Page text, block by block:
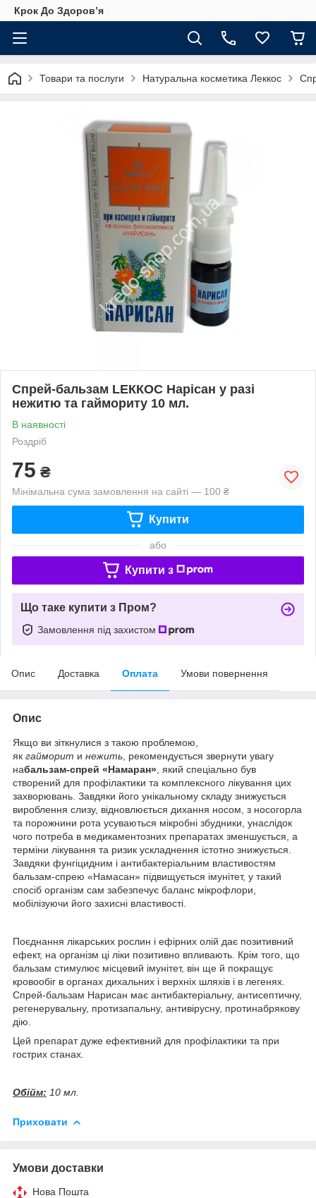
Крок До Здоровʼя
Товари та послуги Натуральна косметика Леккос
Спрей-бальзам LЕККОС Нарісан у разі
нежитю та гаймориту 10 мл.
В наявності
Роздріб
75 ₴
Мінімальна сума замовлення на сайті — 100 ₴
Купити
або
Купити з
Що таке купити з Пром?
Замовлення під захистом
Опис Доставка Оплата Умови повернення
Опис
Якщо ви зіткнулися з такою проблемою,
як гайморит и нежить , рекомендується звернути увагу
набальзам-спрей «Намаран» , який спеціально був
створений для профілактики та комплексного лікування цих
захворювань. Завдяки його унікальному складу знижується
вироблення слизу, відновлюється дихання носом, з носогорла
та порожнини рота усуваються мікробні збудники, унаслідок
чого потреба в медикаментозних препаратах зменшується, а
терміни лікування та ризик ускладнення істотно знижується.
Завдяки фунгіцидним і антибактеріальним властивостям
бальзам-спрею «Намасан» підвищується імунітет, у такий
спосіб організм сам забезпечує баланс мікрофлори,
мобілізуючи його захисні властивості.
Поєднання лікарських рослин і ефірних олій дає позитивний
ефект, на організм ці ліки позитивно впливають. Крім того, що
бальзам стимулює місцевий імунітет, він ще й покращує
кровообіг в органах дихальних і верхніх шляхів і в легенях.
Спрей-бальзам Нарисан має антибактеріальну, антисептичну,
регенерувальну, протизапальну, антивірусну, протинабрякову
дію.
Цей препарат дуже ефективний для профілактики та при
гострих станах.
Обійм: 10 мл.
Приховати
Умови доставки
Нова Пошта